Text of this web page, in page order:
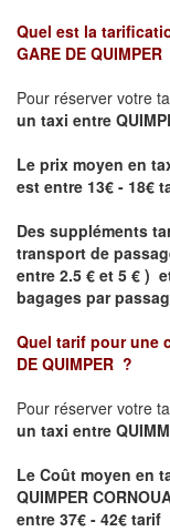
Quel est la
GARE DE QUIMPER
Pour réserver votre
un taxi entre
Le prix moyen en
est entre 13€ - 18€
Des suppléments
transport de
entre 2.5 € et 5 € )
bagages par
Quel tarif pour une
DE QUIMPER ?
Pour réserver votre
un taxi entre
Le Coût moyen en
QUIMPER
entre 37€ - 42€